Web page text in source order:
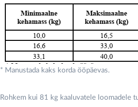
* Manustada kaks korda ööpäevas.
Rohkem kui 81 kg kaaluvatele loomadele